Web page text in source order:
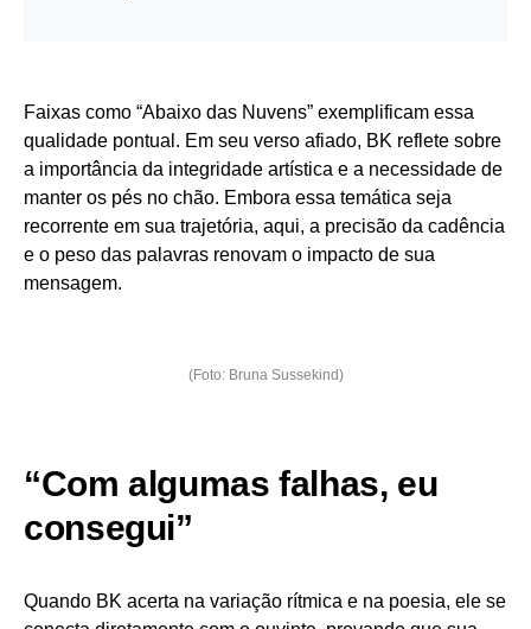
Faixas como “Abaixo das Nuvens” exemplificam essa
qualidade pontual. Em seu verso afiado, BK reflete sobre
a importância da integridade artística e a necessidade de
manter os pés no chão. Embora essa temática seja
recorrente em sua trajetória, aqui, a precisão da cadência
e o peso das palavras renovam o impacto de sua
mensagem.
(Foto: Bruna Sussekind)
“Com algumas falhas, eu
consegui”
Quando BK acerta na variação rítmica e na poesia, ele se